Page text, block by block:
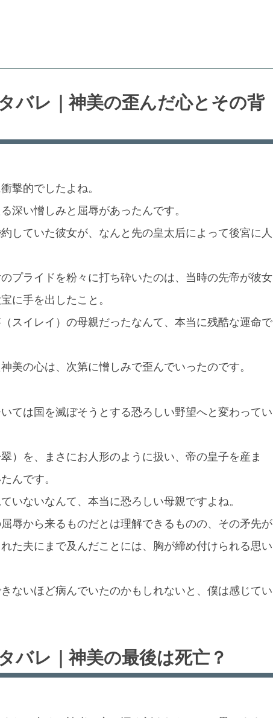
バレ｜神美の歪んだ心とその背
撃的でしたよね。
深い憎しみと屈辱があったんです。
していた彼女が、なんと先の皇太后によって後宮に人
プライドを粉々に打ち砕いたのは、当時の先帝が彼女
に手を出したこと。
スイレイ）の母親だったなんて、本当に残酷な運命で
美の心は、次第に憎しみで歪んでいったのです。
ては国を滅ぼそうとする恐ろしい野望へと変わってい
）を、まさにお人形のように扱い、帝の皇子を産ま
んです。
いないなんて、本当に恐ろしい母親ですよね。
辱から来るものだとは理解できるものの、その矛先が
た夫にまで及んだことには、胸が締め付けられる思い
ないほど病んでいたのかもしれないと、僕は感じてい
バレ｜神美の最後は死亡？